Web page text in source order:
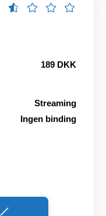
189 DKK
Streaming
Ingen binding